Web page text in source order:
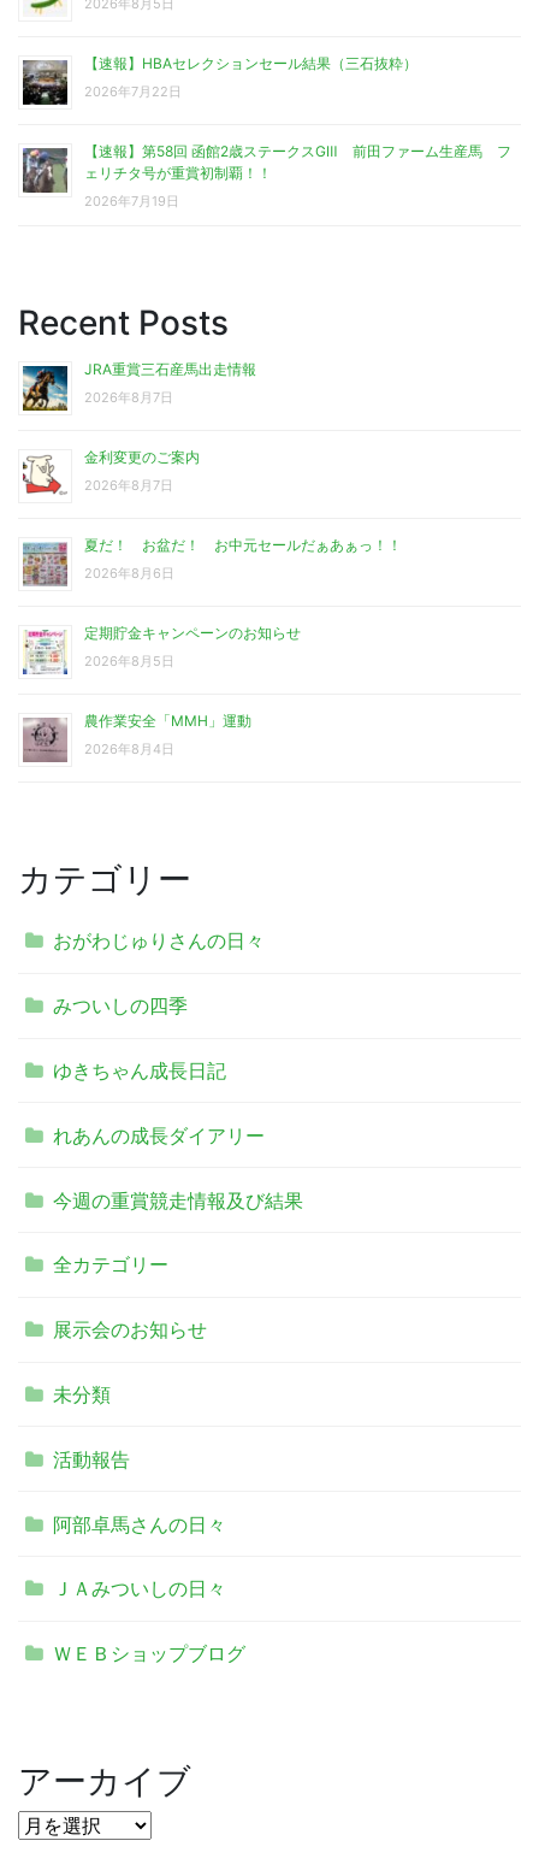
2026年8月5日
【速報】HBAセレクションセール結果（三石抜粋）
2026年7月22日
【速報】第58回 函館2歳ステークスGⅢ 前田ファーム生産馬 フ
ェリチタ号が重賞初制覇！！
2026年7月19日
Recent Posts
JRA重賞三石産馬出走情報
2026年8月7日
金利変更のご案内
2026年8月7日
夏だ！ お盆だ！ お中元セールだぁあぁっ！！
2026年8月6日
定期貯金キャンペーンのお知らせ
2026年8月5日
農作業安全「MMH」運動
2026年8月4日
カテゴリー
おがわじゅりさんの日々
みついしの四季
ゆきちゃん成長日記
れあんの成長ダイアリー
今週の重賞競走情報及び結果
全カテゴリー
展示会のお知らせ
未分類
活動報告
阿部卓馬さんの日々
ＪＡみついしの日々
ＷＥＢショップブログ
アーカイブ
ア